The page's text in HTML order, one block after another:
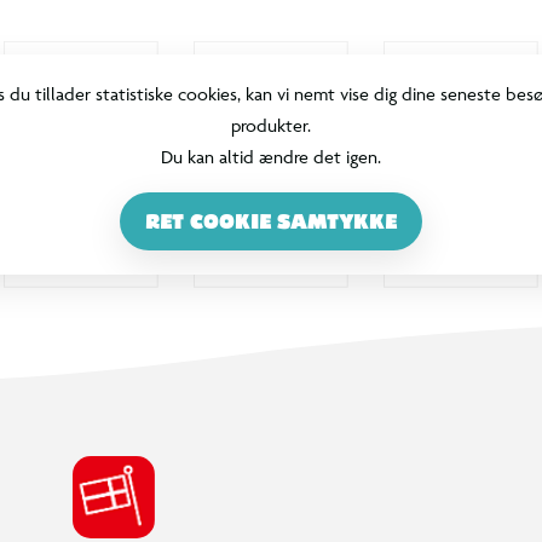
du tillader statistiske cookies, kan vi nemt vise dig dine seneste
produkter.
Du kan altid ændre det igen.
RET COOKIE SAMTYKKE